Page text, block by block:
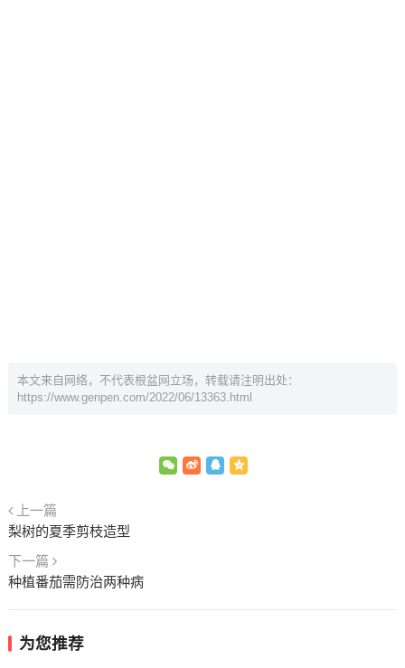
本文来自网络，不代表根盆网立场，转载请注明出处：
https://www.genpen.com/2022/06/13363.html
上一篇
梨树的夏季剪枝造型
下一篇
种植番茄需防治两种病
为您推荐